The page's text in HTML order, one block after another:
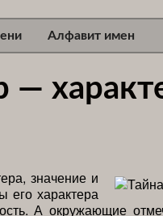
Алфавит имен
—
значение и
его характера
А окружающие